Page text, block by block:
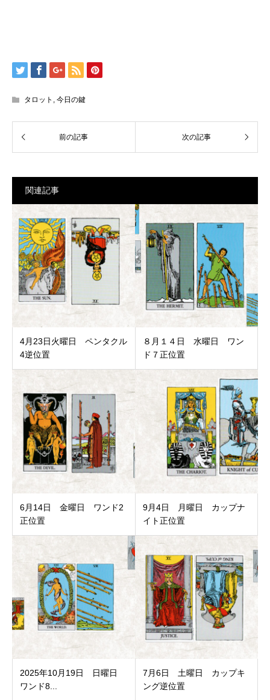
タロット , 今日の鍵
関連記事
4月23日火曜日 ペンタクル
4逆位置
８月１４日 水曜日 ワン
ド７正位置
6月14日 金曜日 ワンド2
正位置
9月4日 月曜日 カップナ
イト正位置
2025年10月19日 日曜日
ワンド8...
7月6日 土曜日 カップキ
ング逆位置